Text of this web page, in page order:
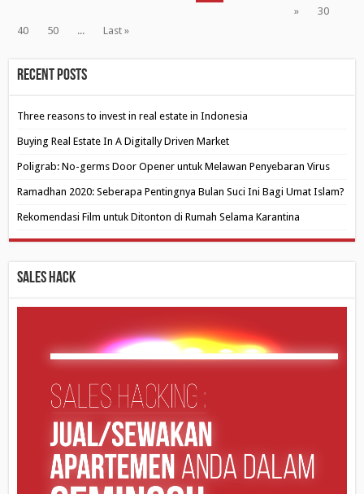
»
30
40
50 ... Last »
Recent Posts
Three reasons to invest in real estate in Indonesia
Buying Real Estate In A Digitally Driven Market
Poligrab: No-germs Door Opener untuk Melawan Penyebaran Virus
Ramadhan 2020: Seberapa Pentingnya Bulan Suci Ini Bagi Umat Islam?
Rekomendasi Film untuk Ditonton di Rumah Selama Karantina
Sales Hack